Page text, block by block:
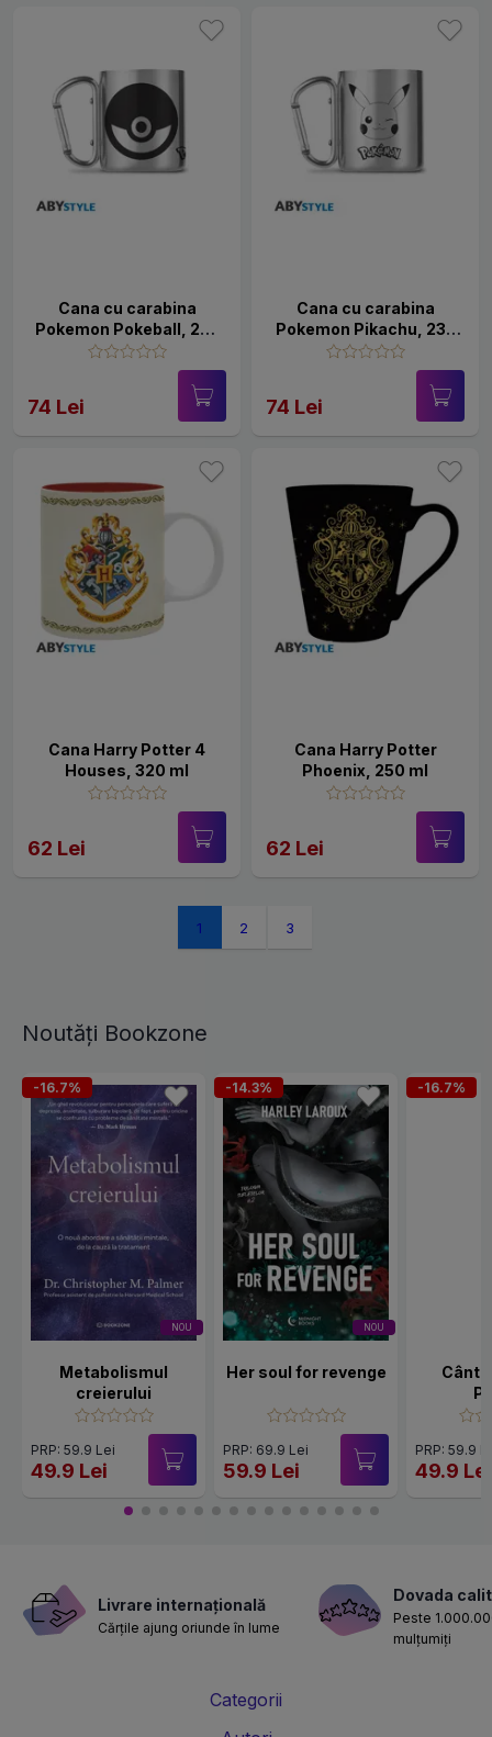
Cana cu carabina
Pokemon Pokeball, 235
ml
74 Lei
Cana cu carabina
Pokemon Pikachu, 235
ml
74 Lei
Cana Harry Potter 4
Houses, 320 ml
62 Lei
Cana Harry Potter
Phoenix, 250 ml
62 Lei
1 2 3
Noutăți Bookzone
NOU
-16.7%
Metabolismul
creierului
PRP: 59.9 Lei
49.9 Lei
NOU
-14.3%
Her soul for revenge
PRP: 69.9 Lei
59.9 Lei
-16.7%
PRP: 59.9
49.9 Lei
Livrare internațională
Cărțile ajung oriunde în lume
Dovada
Peste
mulțumiți
Categorii